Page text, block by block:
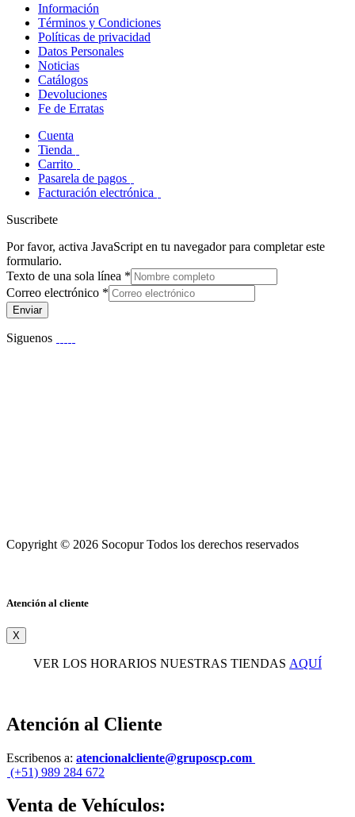
Información
Términos y Condiciones
Políticas de privacidad
Datos Personales
Noticias
Catálogos
Devoluciones
Fe de Erratas
Cuenta
Tienda
Carrito
Pasarela de pagos
Facturación electrónica
Suscribete
Por favor, activa JavaScript en tu navegador para completar este
formulario.
Texto de una sola línea *
Correo electrónico *
Enviar
Siguenos
Copyright © 2026 Socopur Todos los derechos reservados
Atención al cliente
X
VER LOS HORARIOS NUESTRAS TIENDAS AQUÍ
Atención al Cliente
Escribenos a: atencionalcliente@gruposcp.com
(+51) 989 284 672
Venta de Vehículos: